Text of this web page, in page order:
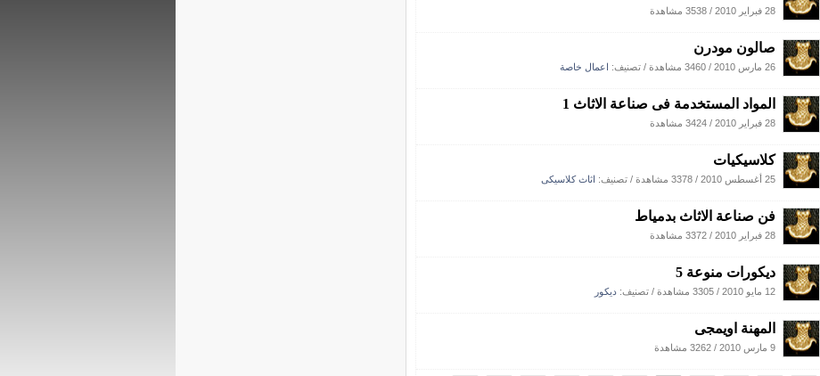
28 فبراير 2010 / 3538 مشاهدة
صالون مودرن
26 مارس 2010 / 3460 مشاهدة / تصنيف: اعمال خاصة
المواد المستخدمة فى صناعة الاثاث 1
28 فبراير 2010 / 3424 مشاهدة
كلاسيكيات
25 أغسطس 2010 / 3378 مشاهدة / تصنيف: اثاث كلاسيكى
فن صناعة الاثاث بدمياط
28 فبراير 2010 / 3372 مشاهدة
ديكورات منوعة 5
12 مايو 2010 / 3305 مشاهدة / تصنيف: ديكور
المهنة اويمجى
9 مارس 2010 / 3262 مشاهدة